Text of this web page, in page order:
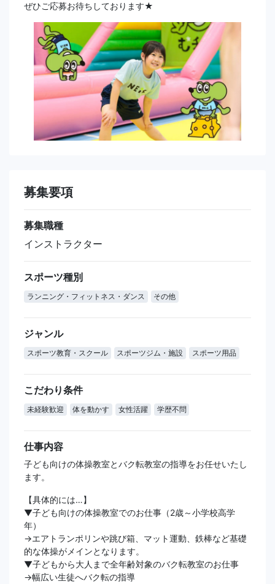
ぜひご応募お待ちしております★
募集要項
募集職種
インストラクター
スポーツ種別
ランニング・フィットネス・ダンス その他
ジャンル
スポーツ教育・スクール スポーツジム・施設 スポーツ用品
こだわり条件
未経験歓迎 体を動かす 女性活躍 学歴不問
仕事内容
子ども向けの体操教室とバク転教室の指導をお任せいたし
ます。
【具体的には…】
▼子ども向けの体操教室でのお仕事（2歳～小学校高学
年）
→エアトランポリンや跳び箱、マット運動、鉄棒など基礎
的な体操がメインとなります。
▼子どもから大人まで全年齢対象のバク転教室のお仕事
→幅広い生徒へバク転の指導